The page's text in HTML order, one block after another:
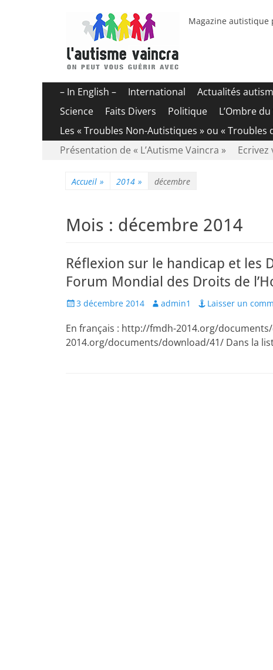
Magazine autistique
Menu
principal
Aller
contenu
– In English – International Actualités
Science
Faits Divers Politique L’Ombre
Les « Troubles Non-Autistiques » ou « Troubles
Menu
Aller
Présentation de « L’Autisme Vaincra »
Accueil » 2014 » décembre
Mois : décembre 2014
Réflexion sur le handicap et les
Forum Mondial des Droits de
Posted
3 décembre 2014 Author
admin1 Laisser un
En français : http://fmdh-2014.org/
2014.org/documents/download/41/ Dans la